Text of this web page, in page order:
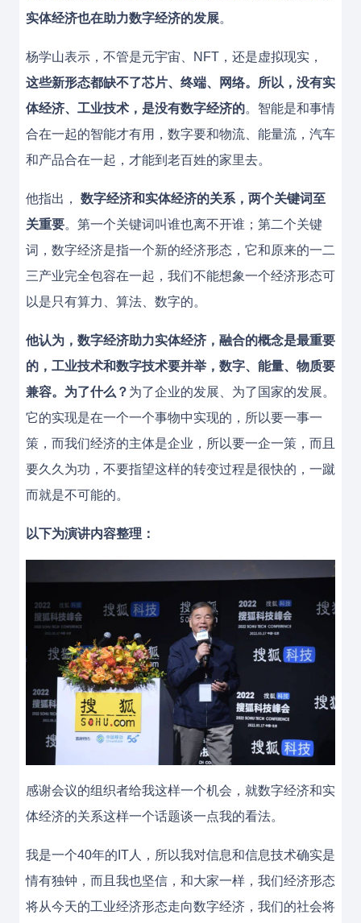
实体经济也在助力数字经济的发展。
杨学山表示，不管是元宇宙、NFT，还是虚拟现实，
这些新形态都缺不了芯片、终端、网络。所以，没有实
体经济、工业技术，是没有数字经济的。智能是和事情
合在一起的智能才有用，数字要和物流、能量流，汽车
和产品合在一起，才能到老百姓的家里去。
他指出， 数字经济和实体经济的关系，两个关键词至
关重要。第一个关键词叫谁也离不开谁；第二个关键
词，数字经济是指一个新的经济形态，它和原来的一二
三产业完全包容在一起，我们不能想象一个经济形态可
以是只有算力、算法、数字的。
他认为，数字经济助力实体经济，融合的概念是最重要
的，工业技术和数字技术要并举，数字、能量、物质要
兼容。为了什么？ 为了企业的发展、为了国家的发展。
它的实现是在一个一个事物中实现的，所以要一事一
策，而我们经济的主体是企业，所以要一企一策，而且
要久久为功，不要指望这样的转变过程是很快的，一蹴
而就是不可能的。
以下为演讲内容整理：
感谢会议的组织者给我这样一个机会，就数字经济和实
体经济的关系这样一个话题谈一点我的看法。
我是一个40年的IT人，所以我对信息和信息技术确实是
情有独钟，而且我也坚信，和大家一样，我们经济形态
将从今天的工业经济形态走向数字经济，我们的社会将